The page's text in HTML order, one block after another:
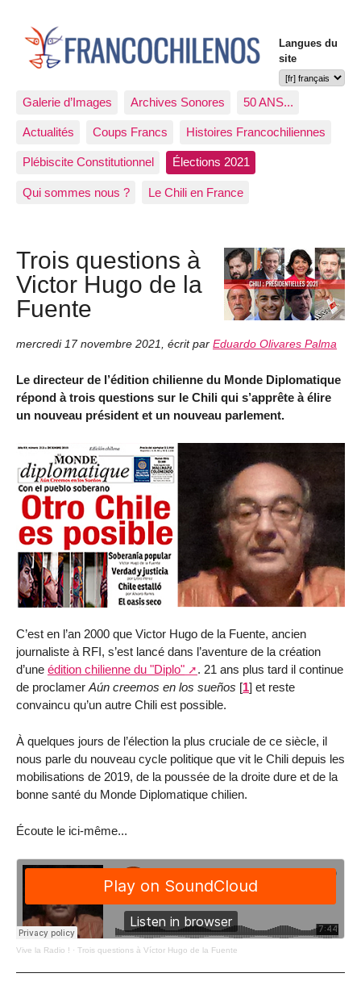
Langues du
site
Galerie d’Images Archives Sonores 50 ANS...
Actualités Coups Francs Histoires Francochiliennes
Plébiscite Constitutionnel Élections 2021
Qui sommes nous ? Le Chili en France
Trois questions à
Victor Hugo de la
Fuente
mercredi 17 novembre 2021, écrit par Eduardo Olivares Palma
Le directeur de l’édition chilienne du Monde Diplomatique
répond à trois questions sur le Chili qui s’apprête à élire
un nouveau président et un nouveau parlement.
C’est en l’an 2000 que Victor Hugo de la Fuente, ancien
journaliste à RFI, s’est lancé dans l’aventure de la création
d’une édition chilienne du "Diplo"
. 21 ans plus tard il continue
de proclamerAún creemos en los sueños [1] et reste
convaincu qu’un autre Chili est possible.
À quelques jours de l’élection la plus cruciale de ce siècle, il
nous parle du nouveau cycle politique que vit le Chili depuis les
mobilisations de 2019, de la poussée de la droite dure et de la
bonne santé du Monde Diplomatique chilien.
Écoute le ici-même...
Vive la Radio ! · Trois questions à Víctor Hugo de la Fuente